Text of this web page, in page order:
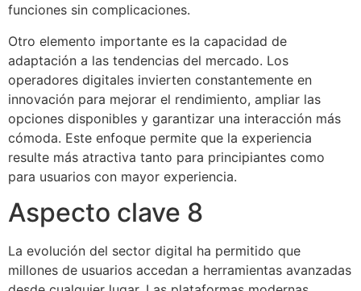
funciones sin complicaciones.
Otro elemento importante es la capacidad de
adaptación a las tendencias del mercado. Los
operadores digitales invierten constantemente en
innovación para mejorar el rendimiento, ampliar las
opciones disponibles y garantizar una interacción más
cómoda. Este enfoque permite que la experiencia
resulte más atractiva tanto para principiantes como
para usuarios con mayor experiencia.
Aspecto clave 8
La evolución del sector digital ha permitido que
millones de usuarios accedan a herramientas avanzadas